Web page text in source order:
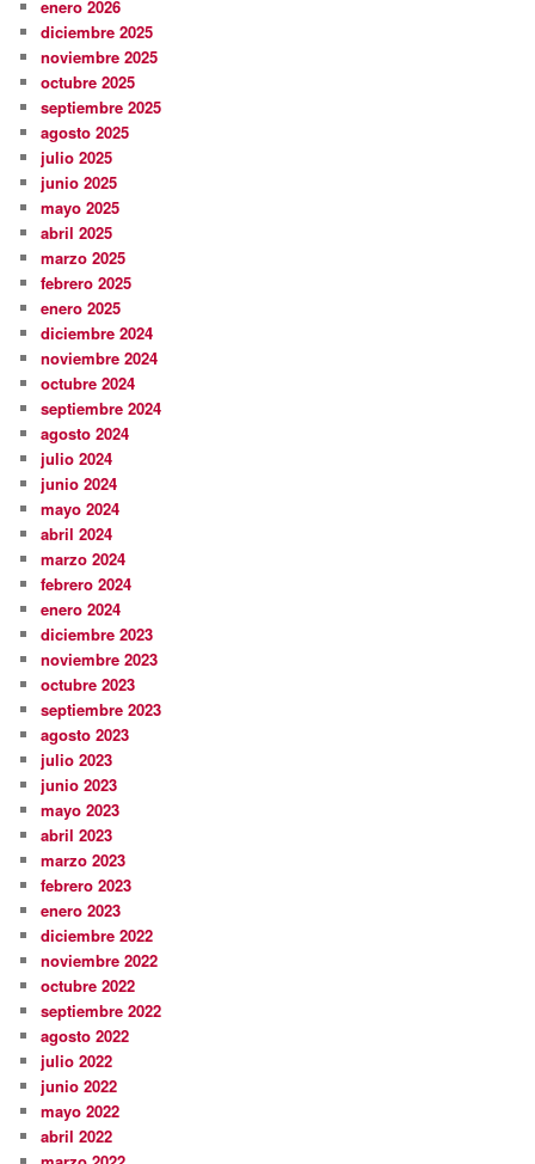
enero 2026
diciembre 2025
noviembre 2025
octubre 2025
septiembre 2025
agosto 2025
julio 2025
junio 2025
mayo 2025
abril 2025
marzo 2025
febrero 2025
enero 2025
diciembre 2024
noviembre 2024
octubre 2024
septiembre 2024
agosto 2024
julio 2024
junio 2024
mayo 2024
abril 2024
marzo 2024
febrero 2024
enero 2024
diciembre 2023
noviembre 2023
octubre 2023
septiembre 2023
agosto 2023
julio 2023
junio 2023
mayo 2023
abril 2023
marzo 2023
febrero 2023
enero 2023
diciembre 2022
noviembre 2022
octubre 2022
septiembre 2022
agosto 2022
julio 2022
junio 2022
mayo 2022
abril 2022